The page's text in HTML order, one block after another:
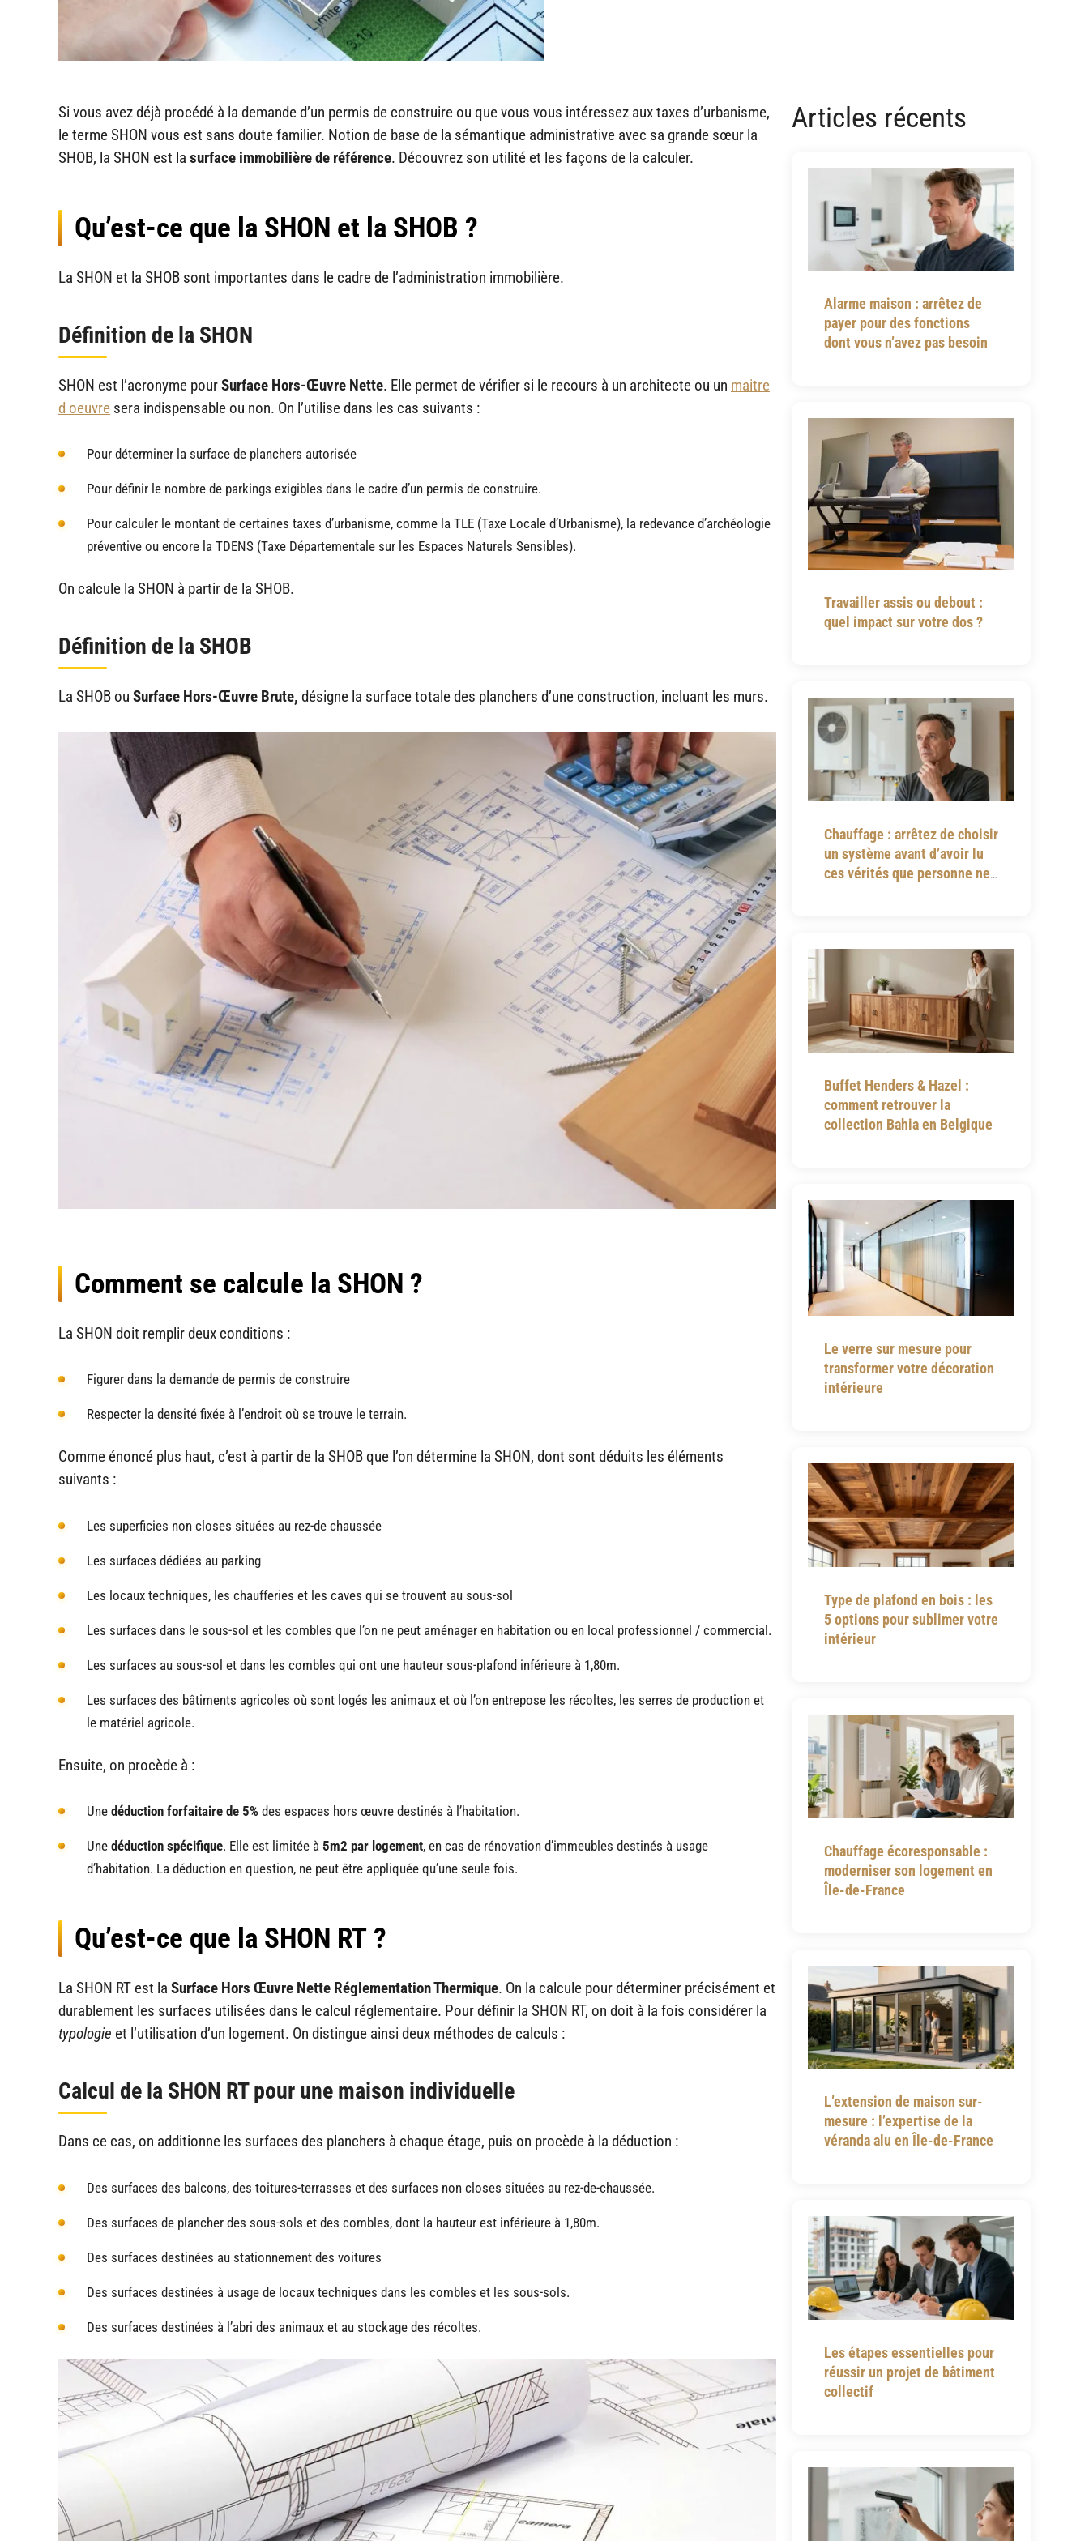
Si vous avez déjà procédé à la demande d’un permis de construire ou que vous vous intéressez aux taxes d’urbanisme,
le terme SHON vous est sans doute familier. Notion de base de la sémantique administrative avec sa grande sœur la
SHOB, la SHON est la surface immobilière de référence. Découvrez son utilité et les façons de la calculer.
Qu’est-ce que la SHON et la SHOB ?
La SHON et la SHOB sont importantes dans le cadre de l’administration immobilière.
Définition de la SHON
SHON est l’acronyme pourSurface Hors-Œuvre Nette. Elle permet de vérifier si le recours à un architecte ou un maitre
d oeuvre sera indispensable ou non. On l’utilise dans les cas suivants :
Pour déterminer la surface de planchers autorisée
Pour définir le nombre de parkings exigibles dans le cadre d’un permis de construire.
Pour calculer le montant de certaines taxes d’urbanisme, comme la TLE (Taxe Locale d’Urbanisme), la redevance d’archéologie
préventive ou encore la TDENS (Taxe Départementale sur les Espaces Naturels Sensibles).
On calcule la SHON à partir de la SHOB.
Définition de la SHOB
La SHOB ou Surface Hors-Œuvre Brute, désigne la surface totale des planchers d’une construction, incluant les murs.
Comment se calcule la SHON ?
La SHON doit remplir deux conditions :
Figurer dans la demande de permis de construire
Respecter la densité fixée à l’endroit où se trouve le terrain.
Comme énoncé plus haut, c’est à partir de la SHOB que l’on détermine la SHON, dont sont déduits les éléments
suivants :
Les superficies non closes situées au rez-de chaussée
Les surfaces dédiées au parking
Les locaux techniques, les chaufferies et les caves qui se trouvent au sous-sol
Les surfaces dans le sous-sol et les combles que l’on ne peut aménager en habitation ou en local professionnel / commercial.
Les surfaces au sous-sol et dans les combles qui ont une hauteur sous-plafond inférieure à 1,80m.
Les surfaces des bâtiments agricoles où sont logés les animaux et où l’on entrepose les récoltes, les serres de production et
le matériel agricole.
Ensuite, on procède à :
Une déduction forfaitaire de 5% des espaces hors œuvre destinés à l’habitation.
Une déduction spécifique. Elle est limitée à 5m2 par logement, en cas de rénovation d’immeubles destinés à usage
d’habitation. La déduction en question, ne peut être appliquée qu’une seule fois.
Qu’est-ce que la SHON RT ?
La SHON RT est la Surface Hors Œuvre Nette Réglementation Thermique. On la calcule pour déterminer précisément et
durablement les surfaces utilisées dans le calcul réglementaire. Pour définir la SHON RT, on doit à la fois considérer la
typologie et l’utilisation d’un logement. On distingue ainsi deux méthodes de calculs :
Calcul de la SHON RT pour une maison individuelle
Dans ce cas, on additionne les surfaces des planchers à chaque étage, puis on procède à la déduction :
Des surfaces des balcons, des toitures-terrasses et des surfaces non closes situées au rez-de-chaussée.
Des surfaces de plancher des sous-sols et des combles, dont la hauteur est inférieure à 1,80m.
Des surfaces destinées au stationnement des voitures
Des surfaces destinées à usage de locaux techniques dans les combles et les sous-sols.
Des surfaces destinées à l’abri des animaux et au stockage des récoltes.
Articles récents
Alarme maison : arrêtez de
payer pour des fonctions
dont vous n’avez pas besoin
Travailler assis ou debout :
quel impact sur votre dos ?
Chauffage : arrêtez de choisir
un système avant d’avoir lu
ces vérités que personne ne
Buffet Henders & Hazel :
comment retrouver la
collection Bahia en Belgique
Le verre sur mesure pour
transformer votre décoration
intérieure
Type de plafond en bois : les
5 options pour sublimer votre
intérieur
Chauffage écoresponsable :
moderniser son logement en
Île-de-France
L’extension de maison sur-
mesure : l’expertise de la
véranda alu en Île-de-France
Les étapes essentielles pour
réussir un projet de bâtiment
collectif